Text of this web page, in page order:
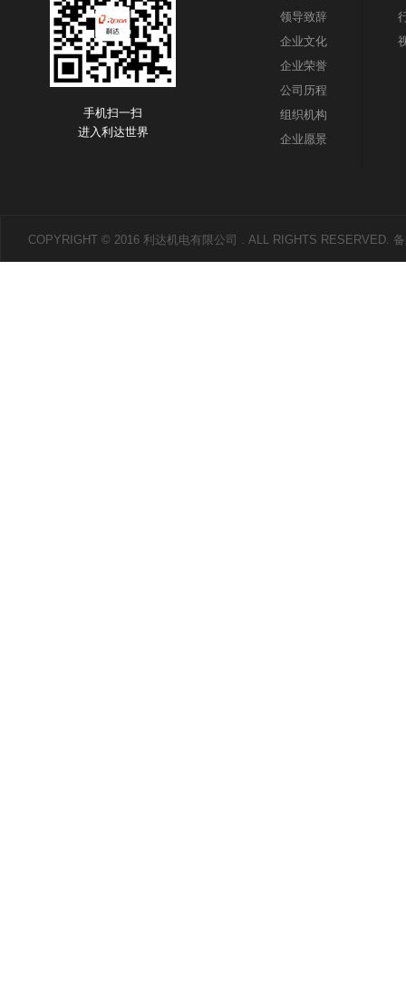
手机扫一扫
进入利达世界
领导致辞
企业文化
企业荣誉
公司历程
组织机构
企业愿景
COPYRIGHT © 2016 利达机电有限公司 . ALL RIGHTS RESERVED.